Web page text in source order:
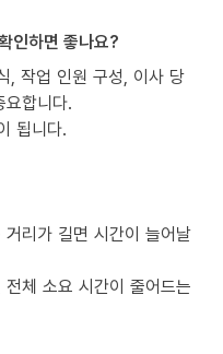
인하면 좋나요?
, 작업 인원 구성, 이사 당
합니다.
됩니다.
리가 길면 시간이 늘어날
체 소요 시간이 줄어드는